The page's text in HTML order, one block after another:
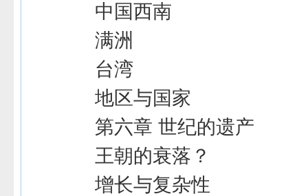
中国西南
满洲
台湾
地区与国家
第六章 世纪的遗产
王朝的衰落？
增长与复杂性